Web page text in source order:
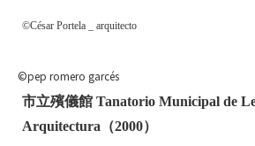
©César Portela _ arquitecto
©pep romero garcés
市立殯儀館 Tanatorio Municipal de
Arquitectura（2000）